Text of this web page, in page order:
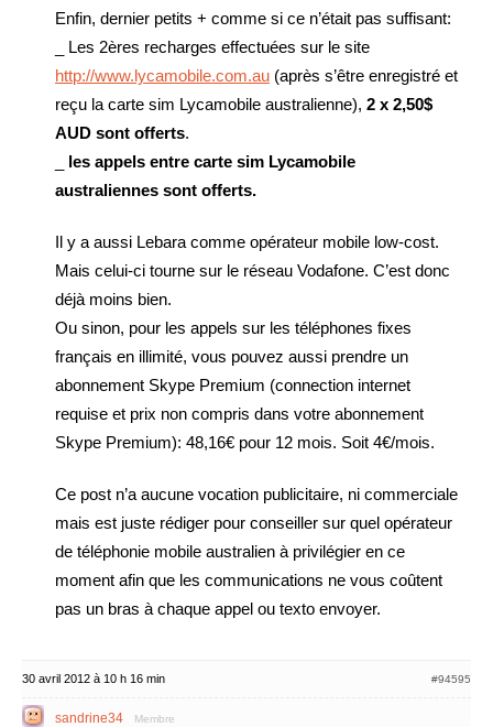
Enfin, dernier petits + comme si ce n’était pas suffisant:
_ Les 2ères recharges effectuées sur le site
http://www.lycamobile.com.au (après s’être enregistré et
reçu la carte sim Lycamobile australienne), 2 x 2,50$
AUD sont offerts.
les appels entre carte sim Lycamobile
australiennes sont offerts.
Il y a aussi Lebara comme opérateur mobile low-cost.
Mais celui-ci tourne sur le réseau Vodafone. C’est donc
déjà moins bien.
Ou sinon, pour les appels sur les téléphones fixes
français en illimité, vous pouvez aussi prendre un
abonnement Skype Premium (connection internet
requise et prix non compris dans votre abonnement
Skype Premium): 48,16€ pour 12 mois. Soit 4€/mois.
Ce post n’a aucune vocation publicitaire, ni commerciale
mais est juste rédiger pour conseiller sur quel opérateur
de téléphonie mobile australien à privilégier en ce
moment afin que les communications ne vous coûtent
pas un bras à chaque appel ou texto envoyer.
30 avril 2012 à 10 h 16 min #94595
sandrine34 Membre